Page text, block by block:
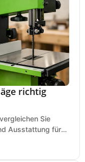
richtig
Sie
Ausstattung für